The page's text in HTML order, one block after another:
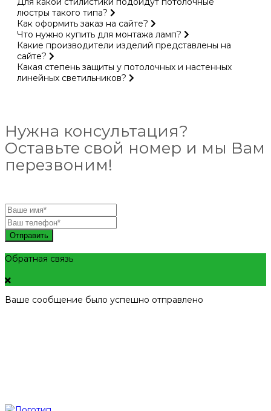
люстры такого типа?
Как оформить заказ на сайте?
Что нужно купить для монтажа ламп?
Какие производители изделий представлены на
сайте?
Какая степень защиты у потолочных и настенных
линейных светильников?
Нужна консультация?
Оставьте свой номер и мы Вам
перезвоним!
Отправить
Обратная связь
Ваше сообщение было успешно отправлено